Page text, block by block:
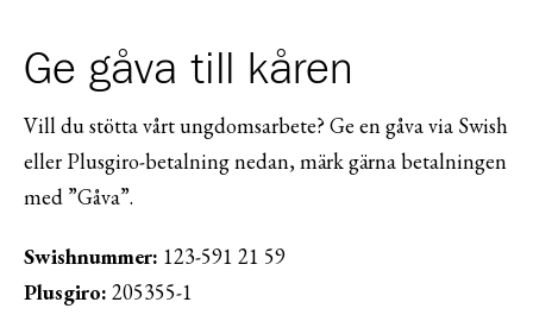
Ge gåva till kåren
Vill du stötta vårt ungdomsarbete? Ge en gåva via Swish
eller Plusgiro-betalning nedan, märk gärna betalningen
med ”Gåva”.
Swishnummer: 123-591 21 59
Plusgiro: 205355-1